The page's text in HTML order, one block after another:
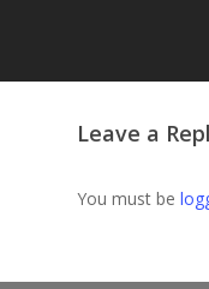
Leave a
You must be